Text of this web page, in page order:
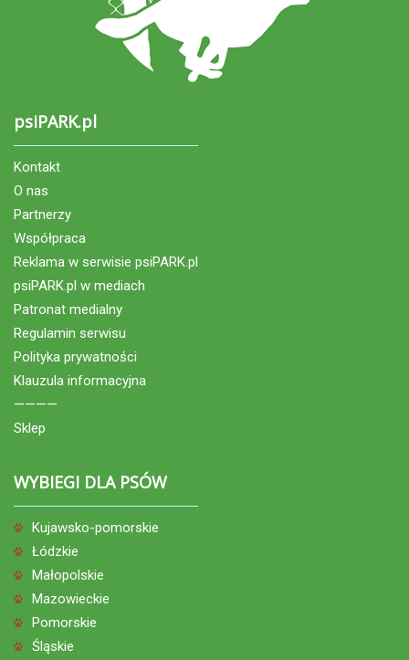
psiPARK.pl
Kontakt
O nas
Partnerzy
Współpraca
Reklama w serwisie psiPARK.pl
psiPARK.pl w mediach
Patronat medialny
Regulamin serwisu
Polityka prywatności
Klauzula informacyjna
————
Sklep
WYBIEGI DLA PSÓW
Kujawsko-pomorskie
Łódzkie
Małopolskie
Mazowieckie
Pomorskie
Śląskie